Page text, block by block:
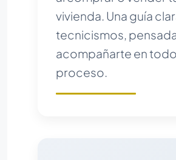
vivienda. Una guía
tecnicismos,
acompañarte en
proceso.